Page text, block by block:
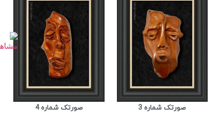
صورتک شماره 3 صورتک شماره 4